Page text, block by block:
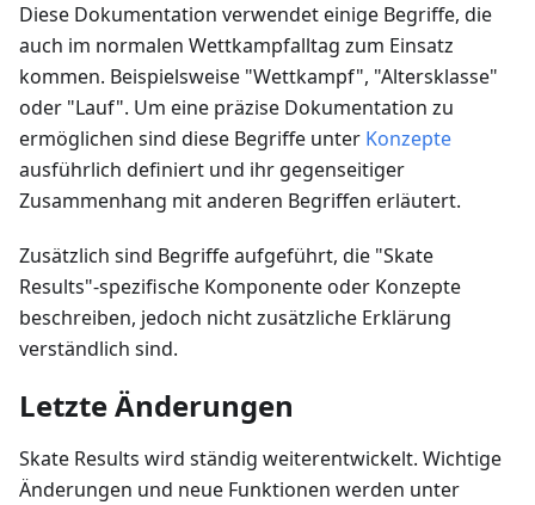
Diese Dokumentation verwendet einige Begriffe, die
auch im normalen Wettkampfalltag zum Einsatz
kommen. Beispielsweise "Wettkampf", "Altersklasse"
oder "Lauf". Um eine präzise Dokumentation zu
ermöglichen sind diese Begriffe unter Konzepte
ausführlich definiert und ihr gegenseitiger
Zusammenhang mit anderen Begriffen erläutert.
Zusätzlich sind Begriffe aufgeführt, die "Skate
Results"-spezifische Komponente oder Konzepte
beschreiben, jedoch nicht zusätzliche Erklärung
verständlich sind.
Letzte Änderungen
Skate Results wird ständig weiterentwickelt. Wichtige
Änderungen und neue Funktionen werden unter